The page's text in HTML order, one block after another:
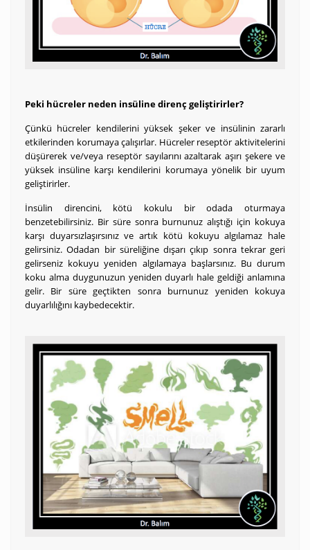
Peki hücreler neden insüline direnç geliştirirler?
Çünkü hücreler kendilerini yüksek şeker ve insülinin zararlı
etkilerinden korumaya çalışırlar. Hücreler reseptör aktivitelerini
düşürerek ve/veya reseptör sayılarını azaltarak aşırı şekere ve
yüksek insüline karşı kendilerini korumaya yönelik bir uyum
geliştirirler.
İnsülin direncini, kötü kokulu bir odada oturmaya
benzetebilirsiniz. Bir süre sonra burnunuz alıştığı için kokuya
karşı duyarsızlaşırsınız ve artık kötü kokuyu algılamaz hale
gelirsiniz. Odadan bir süreliğine dışarı çıkıp sonra tekrar geri
gelirseniz kokuyu yeniden algılamaya başlarsınız. Bu durum
koku alma duygunuzun yeniden duyarlı hale geldiği anlamına
gelir. Bir süre geçtikten sonra burnunuz yeniden kokuya
duyarlılığını kaybedecektir.